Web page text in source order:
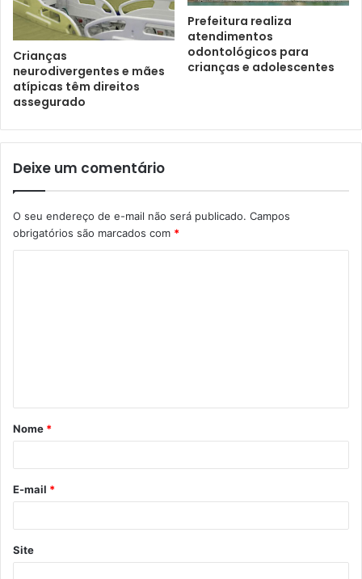
Crianças
neurodivergentes e mães
atípicas têm direitos
assegurado
Prefeitura realiza
atendimentos
odontológicos para
crianças e adolescentes
Deixe um comentário
O seu endereço de e-mail não será publicado. Campos
obrigatórios são marcados com *
Nome *
E-mail *
Site